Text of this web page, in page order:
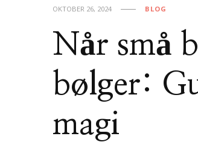
OKTOBER 26, 2024 BLOG
Når små
bølger:
magi